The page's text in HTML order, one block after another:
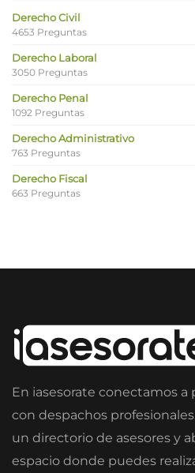
Derecho Civil
4653 Preguntas
Derecho Laboral
3050 Preguntas
Derecho Penal
1092 Preguntas
Derecho Administrativo
763 Preguntas
Derecho Fiscal
663 Preguntas
En iasesorate conectamos a
con despachos
un directorio de asesores y
espacio donde puedes